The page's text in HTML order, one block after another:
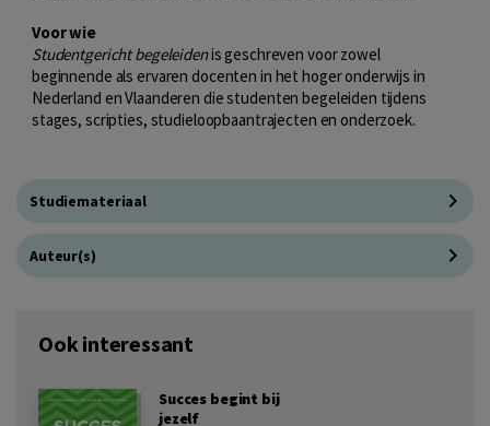
Voor wie
Studentgericht begeleidenis geschreven voor zowel
beginnende als ervaren docenten in het hoger onderwijs in
Nederland en Vlaanderen die studenten begeleiden tijdens
stages, scripties, studieloopbaantrajecten en onderzoek.
Studiemateriaal
Auteur(s)
Ook interessant
Succes begint bij
jezelf